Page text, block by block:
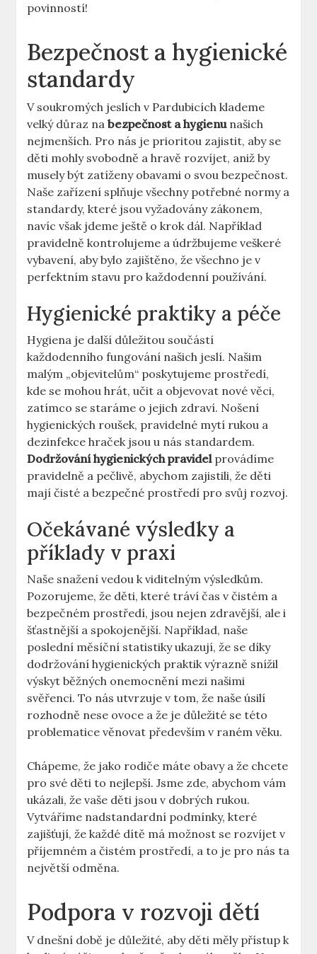
povinností!
Bezpečnost a hygienické
standardy
V soukromých jeslích v Pardubicích klademe
velký důraz nabezpečnost a hygienunašich
nejmenších. Pro nás je prioritou zajistit, aby se
děti mohly svobodně a hravě rozvíjet, aniž by
musely být zatíženy obavami o svou bezpečnost.
Naše zařízení splňuje všechny potřebné normy a
standardy, které jsou vyžadovány zákonem,
navíc však jdeme ještě o krok dál. Například
pravidelně kontrolujeme a údržbujeme veškeré
vybavení, aby bylo zajištěno, že všechno je v
perfektním stavu pro každodenní používání.
Hygienické praktiky a péče
Hygiena je další důležitou součástí
každodenního fungování našich jeslí. Našim
malým „objevitelům“ poskytujeme prostředí,
kde se mohou hrát, učit a objevovat nové věci,
zatímco se staráme o jejich zdraví. Nošení
hygienických roušek, pravidelné mytí rukou a
dezinfekce hraček jsou u nás standardem.
Dodržování hygienických pravidelprovádíme
pravidelně a pečlivě, abychom zajistili, že děti
mají čisté a bezpečné prostředí pro svůj rozvoj.
Očekávané výsledky a
příklady v praxi
Naše snažení vedou k viditelným výsledkům.
Pozorujeme, že děti, které tráví čas v čistém a
bezpečném prostředí, jsou nejen zdravější, ale i
šťastnější a spokojenější. Například, naše
poslední měsíční statistiky ukazují, že se díky
dodržování hygienických praktik výrazně snížil
výskyt běžných onemocnění mezi našimi
svěřenci. To nás utvrzuje v tom, že naše úsilí
rozhodně nese ovoce a že je důležité se této
problematice věnovat především v raném věku.
Chápeme, že jako rodiče máte obavy a že chcete
pro své děti to nejlepší. Jsme zde, abychom vám
ukázali, že vaše děti jsou v dobrých rukou.
Vytváříme nadstandardní podmínky, které
zajišťují, že každé dítě má možnost se rozvíjet v
příjemném a čistém prostředí, a to je pro nás ta
největší odměna.
Podpora v rozvoji dětí
V dnešní době je důležité, aby děti měly přístup k